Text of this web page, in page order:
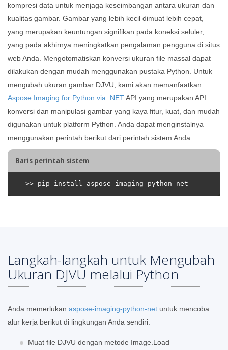
kompresi data untuk menjaga keseimbangan antara ukuran dan
kualitas gambar. Gambar yang lebih kecil dimuat lebih cepat,
yang merupakan keuntungan signifikan pada koneksi seluler,
yang pada akhirnya meningkatkan pengalaman pengguna di situs
web Anda. Mengotomatiskan konversi ukuran file massal dapat
dilakukan dengan mudah menggunakan pustaka Python. Untuk
mengubah ukuran gambar DJVU, kami akan memanfaatkan
Aspose.Imaging for Python via .NETAPI yang merupakan API
konversi dan manipulasi gambar yang kaya fitur, kuat, dan mudah
digunakan untuk platform Python. Anda dapat menginstalnya
menggunakan perintah berikut dari perintah sistem Anda.
Baris perintah sistem
Langkah-langkah untuk Mengubah
Ukuran DJVU melalui Python
Anda memerlukan aspose-imaging-python-net untuk mencoba
alur kerja berikut di lingkungan Anda sendiri.
Muat file DJVU dengan metode Image.Load